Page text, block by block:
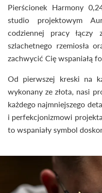
Pierścionek Harmony
studio projektowym
codziennej pracy łączy
szlachetnego rzemiosła
zachwycić Cię wspaniałą
Od pierwszej kreski na
wykonany ze złota, nasi
każdego najmniejszego
i perfekcjonizmowi
to wspaniały symbol